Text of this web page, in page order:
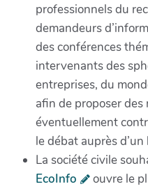
professionnels du
demandeurs
des conférences
intervenants des
entreprises, du
afin de proposer
éventuellement
le débat auprès
La société civile
EcoInfo
ouvre le